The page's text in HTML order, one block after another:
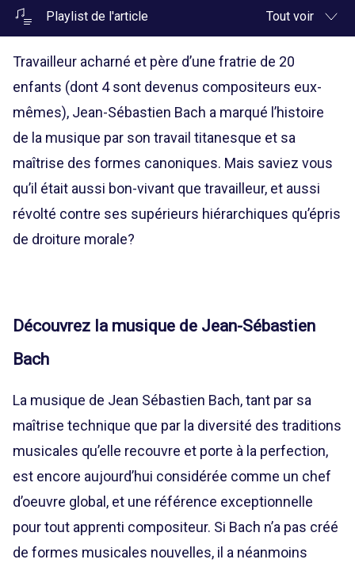
Playlist de l'article Tout voir
Travailleur acharné et père d’une fratrie de 20
enfants (dont 4 sont devenus compositeurs eux-
mêmes), Jean-Sébastien Bach a marqué l’histoire
de la musique par son travail titanesque et sa
maîtrise des formes canoniques. Mais saviez vous
qu’il était aussi bon-vivant que travailleur, et aussi
révolté contre ses supérieurs hiérarchiques qu’épris
de droiture morale?
Découvrez la musique de Jean-Sébastien
Bach
La musique de Jean Sébastien Bach, tant par sa
maîtrise technique que par la diversité des traditions
musicales qu’elle recouvre et porte à la perfection,
est encore aujourd’hui considérée comme un chef
d’oeuvre global, et une référence exceptionnelle
pour tout apprenti compositeur. Si Bach n’a pas créé
de formes musicales nouvelles, il a néanmoins